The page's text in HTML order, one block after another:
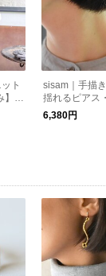
ト
sisam｜手描
揺れるピアス
【手仕事】【
キリングピア
6,380円